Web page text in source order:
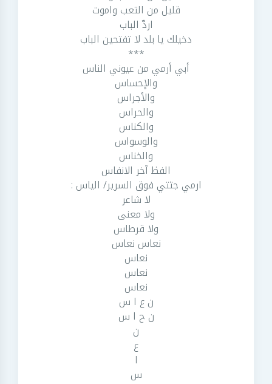
قليل من التعب واموت
اردّ الباب
دخيلك يا بلد لا تفتحين الباب
***
أبي أرمي من عيوني الناس
والإحساس
والأجراس
والحراس
والكناس
والوسواس
والخناس
الفظ آخر الانفاس
ارمي جثتي فوق السرير/ الياس :
لا شاعر
ولا معنى
ولا قرطاس
نعاس نعاس
نعاس
نعاس
نعاس
ن ع ا س
ن ح ا س
ن
ع
ا
س